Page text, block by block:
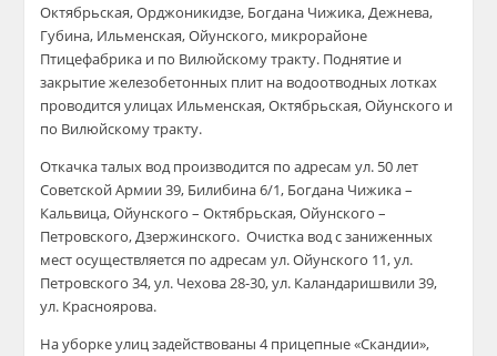
Октябрьская, Орджоникидзе, Богдана Чижика, Дежнева,
Губина, Ильменская,Ойунского, микрорайоне
Птицефабрика и по Вилюйскому тракту. Поднятие и
закрытие железобетонных плит на водоотводных лотках
проводится улицах Ильменская,Октябрьская,Ойунского и
по Вилюйскому тракту.
Откачка талых вод производится по адресам ул. 50 лет
Советской Армии 39, Билибина6/1, Богдана Чижика –
Кальвица,Ойунского – Октябрьская,Ойунского –
Петровского, Дзержинского. Очистка вод с заниженных
местосуществляется по адресам ул.Ойунского 11, ул.
Петровского 34, ул. Чехова 28-30, ул. Каландаришвили 39,
ул. Красноярова.
На уборке улиц задействованы 4 прицепные «Скандии»,